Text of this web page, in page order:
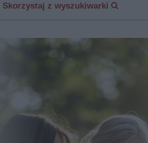
Skorzystaj z wyszukiwarki